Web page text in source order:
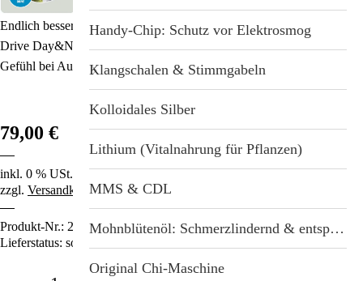
Endlich bessere Sicht beim (nächtlichen) Autofahren: Die elegante P1
Drive Day&Night sorgt für ein angenehmeres und entspannteres
Gefühl bei Autofahrten.
79,00 €
inkl. 0 % USt.
zzgl. Versandkosten
Produkt-Nr.: 2123
Lieferstatus: sofort lieferbar
Handy-Chip: Schutz vor Elektrosmog
Klangschalen & Stimmgabeln
Kolloidales Silber
Lithium (Vitalnahrung für Pflanzen)
MMS & CDL
Mohnblütenöl: Schmerzlindernd & entspannend
Original Chi-Maschine